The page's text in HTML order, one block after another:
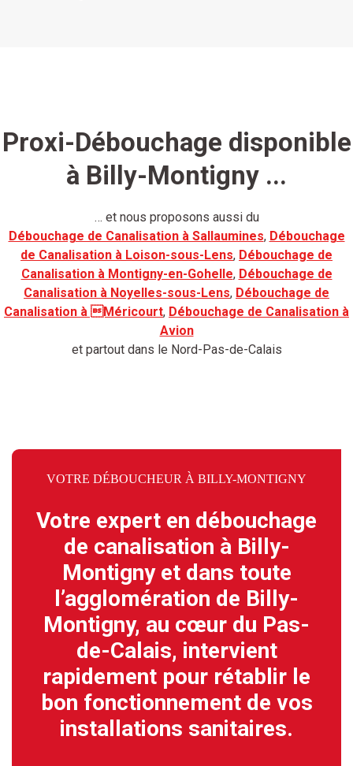
Proxi-Débouchage disponible
à Billy-Montigny ...
… et nous proposons aussi du
Débouchage de Canalisation à Sallaumines, Débouchage
de Canalisation à Loison-sous-Lens, Débouchage de
Canalisation à Montigny-en-Gohelle, Débouchage de
Canalisation à Noyelles-sous-Lens, Débouchage de
Canalisation à Méricourt, Débouchage de Canalisation à
Avion
et partout dans le Nord-Pas-de-Calais
VOTRE DÉBOUCHEUR À BILLY-MONTIGNY
Votre expert en débouchage
de canalisation à Billy-
Montigny et dans toute
l’agglomération de Billy-
Montigny, au cœur du Pas-
de-Calais, intervient
rapidement pour rétablir le
bon fonctionnement de vos
installations sanitaires.